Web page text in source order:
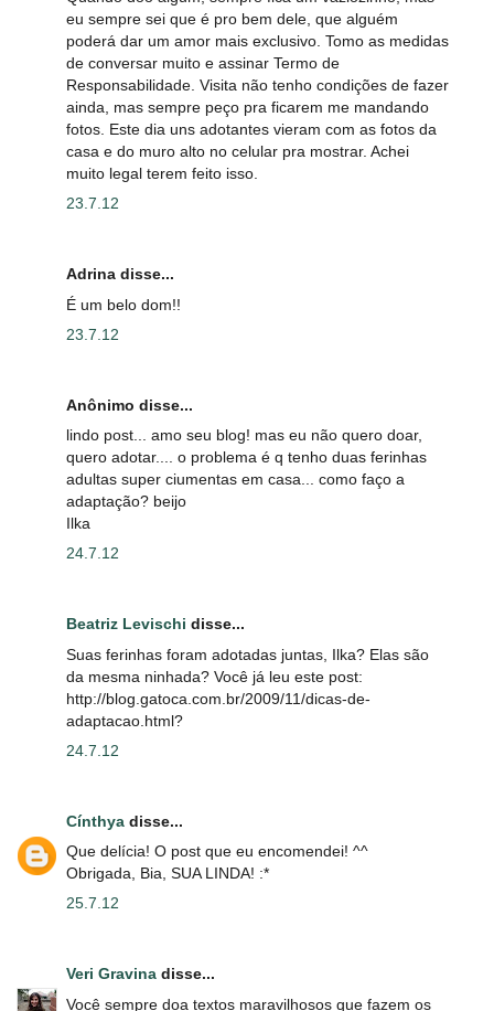
eu sempre sei que é pro bem dele, que alguém
poderá dar um amor mais exclusivo. Tomo as medidas
de conversar muito e assinar Termo de
Responsabilidade. Visita não tenho condições de fazer
ainda, mas sempre peço pra ficarem me mandando
fotos. Este dia uns adotantes vieram com as fotos da
casa e do muro alto no celular pra mostrar. Achei
muito legal terem feito isso.
23.7.12
Adrina disse...
É um belo dom!!
23.7.12
Anônimo disse...
lindo post... amo seu blog! mas eu não quero doar,
quero adotar.... o problema é q tenho duas ferinhas
adultas super ciumentas em casa... como faço a
adaptação? beijo
Ilka
24.7.12
Beatriz Levischi disse...
Suas ferinhas foram adotadas juntas, Ilka? Elas são
da mesma ninhada? Você já leu este post:
http://blog.gatoca.com.br/2009/11/dicas-de-
adaptacao.html?
24.7.12
Cínthya disse...
Que delícia! O post que eu encomendei! ^^
Obrigada, Bia, SUA LINDA! :*
25.7.12
Veri Gravina disse...
Você sempre doa textos maravilhosos que fazem os